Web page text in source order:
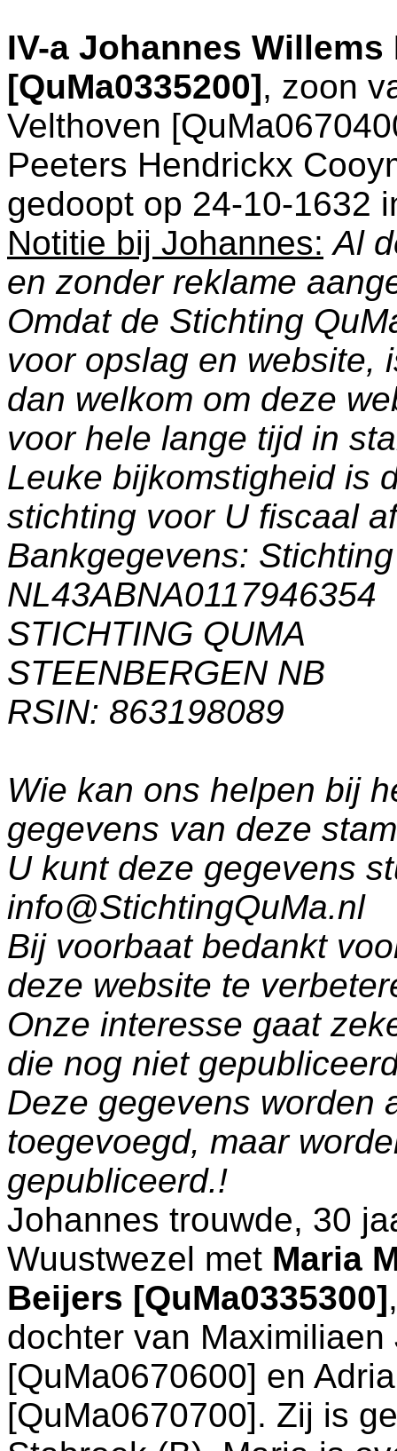
IV-a Johannes Willems
[QuMa0335200], zoon
Velthoven
Peeters Hendrickx
gedoopt op 24-10-1632
Notitie bij Johannes: Al
en zonder reklame
Omdat de Stichting
voor opslag en website,
dan welkom om deze
voor hele lange tijd in
Leuke bijkomstigheid is
stichting voor U fiscaal
Bankgegevens:
NL43ABNA0117946354
STICHTING QUMA
STEENBERGEN NB
RSIN: 863198089
Wie kan ons helpen bij
gegevens van deze
U kunt deze gegevens
info@StichtingQuMa.nl
Bij voorbaat bedankt
deze website te
Onze interesse gaat
die nog niet
Deze gegevens worden
toegevoegd, maar
gepubliceerd.!
Johannes trouwde, 30
Wuustwezel met Maria
Beijers [QuMa0335300]
dochter van
[QuMa0670600] en
[QuMa0670700]. Zij is